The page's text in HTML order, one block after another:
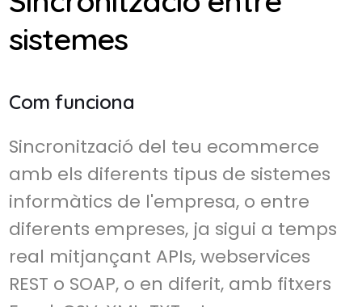
sistemes
Com funciona
Sincronització del teu ecommerce
amb els diferents tipus de sistemes
informàtics de l'empresa, o entre
diferents empreses, ja sigui a temps
real mitjançant APIs, webservices
REST o SOAP, o en diferit, amb fitxers